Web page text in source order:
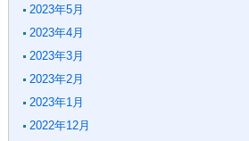
2023年5月
2023年4月
2023年3月
2023年2月
2023年1月
2022年12月